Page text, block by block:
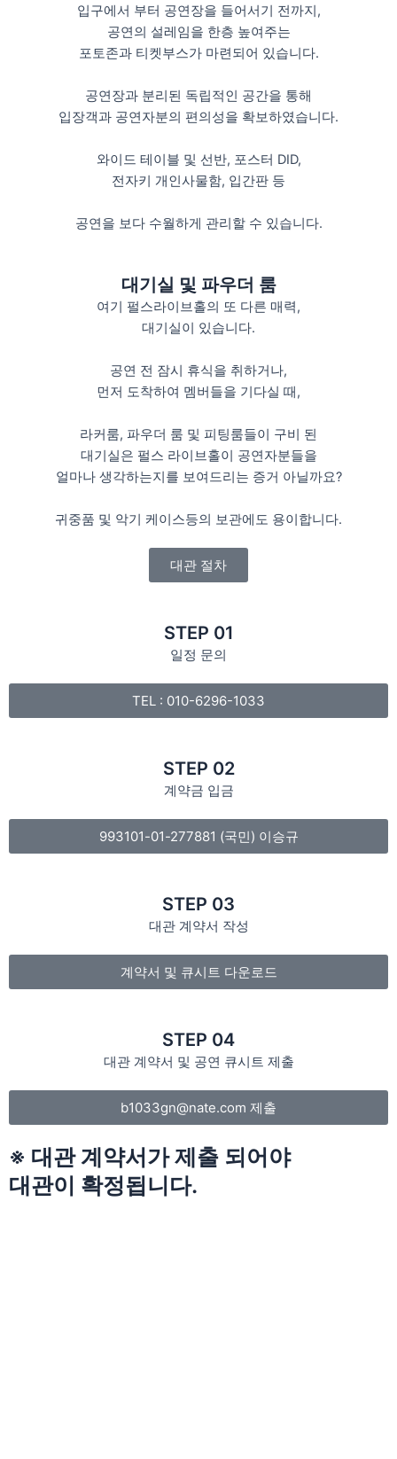
입구에서 부터 공연장을 들어서기 전까지,
공연의 설레임을 한층 높여주는
포토존과 티켓부스가 마련되어 있습니다.
공연장과 분리된 독립적인 공간을 통해
입장객과 공연자분의 편의성을 확보하였습니다.
와이드 테이블 및 선반, 포스터 DID,
전자키 개인사물함, 입간판 등
공연을 보다 수월하게 관리할 수 있습니다.
대기실 및 파우더 룸
여기 펄스라이브홀의 또 다른 매력,
대기실이 있습니다.
공연 전 잠시 휴식을 취하거나,
먼저 도착하여 멤버들을 기다실 때,
라커룸, 파우더 룸 및 피팅룸들이 구비 된
대기실은 펄스 라이브홀이 공연자분들을
얼마나 생각하는지를 보여드리는 증거 아닐까요?
귀중품 및 악기 케이스등의 보관에도 용이합니다.
대관 절차
STEP 01
일정 문의
TEL : 010-6296-1033
STEP 02
계약금 입금
993101-01-277881 (국민) 이승규
STEP 03
대관 계약서 작성
계약서 및 큐시트 다운로드
STEP 04
대관 계약서 및 공연 큐시트 제출
b1033gn@nate.com 제출
※ 대관 계약서가 제출 되어야
대관이 확정됩니다.